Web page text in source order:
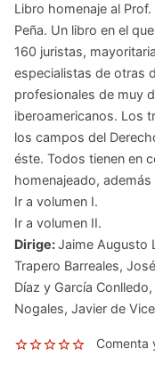
Libro homenaje al
Peña. Un libro en el
160 juristas,
especialistas de otras
profesionales de muy
iberoamericanos. Los
los campos del
éste. Todos tienen en
homenajeado,
Ir a volumen I.
Ir a volumen II.
Dirige:Jaime Augusto
Trapero Barreales,
Díaz y García Conlledo,
Nogales, Javier de
Comenta